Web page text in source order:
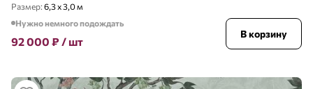
Размер: 6,3 х 3,0 м
Нужно немного подождать
92 000 ₽ / шт
В корзину